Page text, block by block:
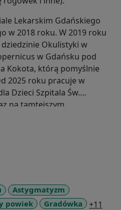
Lekarskim Gdańskiego
w 2018 roku. W 2019 roku
dziedzinie Okulistyki w
w Gdańsku pod
Kokota, którą pomyślnie
2025 roku pracuje w
Dzieci Szpitala Św.
na tamtejszym
Leczenia Zeza i
Astygmatyzm
powiek Gradówka +11